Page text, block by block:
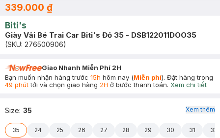
339.000 ₫
Biti's
Giày Vải Bé Trai Car Biti's Đỏ 35 - DSB122011DOO35
(SKU: 276500906)
Giao Nhanh Miễn Phí 2H
Bạn muốn nhận hàng trước 15h hôm nay (Miễn phí). Đặt hàng trong
49 phúttới và chọn giao hàng 2H ở bước thanh toán. Xem chi tiết
Size: 35
35 24 25 26 27 28 29 30 31 32
Xem thêm